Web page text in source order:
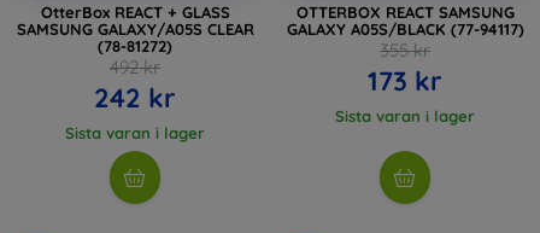
OtterBox REACT + GLASS
SAMSUNG GALAXY/A05S CLEAR
(78-81272)
492 kr
242 kr
Sista varan i lager
OTTERBOX REACT SAMSUNG
GALAXY A05S/BLACK (77-94117)
355 kr
173 kr
Sista varan i lager